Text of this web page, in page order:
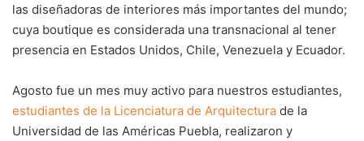
las diseñadoras de interiores más importantes del mundo;
cuya boutique es considerada una transnacional al tener
presencia en Estados Unidos, Chile, Venezuela y Ecuador.
Agosto fue un mes muy activo para nuestros estudiantes,
estudiantes de la Licenciatura de Arquitectura de la
Universidad de las Américas Puebla, realizaron y